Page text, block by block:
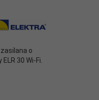
o
30 Wi-Fi.